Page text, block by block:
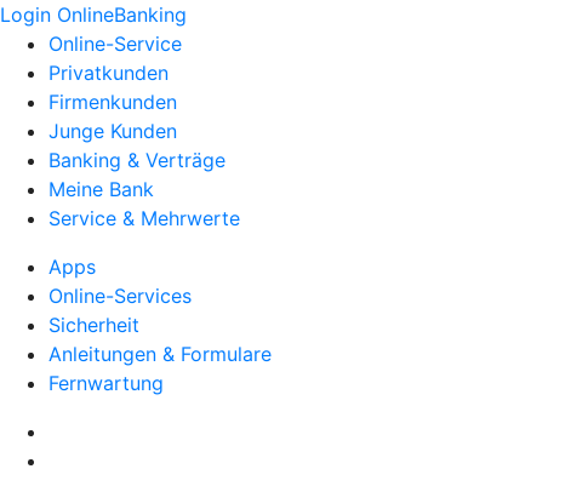
Login OnlineBanking
Online-Service
Privatkunden
Firmenkunden
Junge Kunden
Banking & Verträge
Meine Bank
Service & Mehrwerte
Apps
Online-Services
Sicherheit
Anleitungen & Formulare
Fernwartung